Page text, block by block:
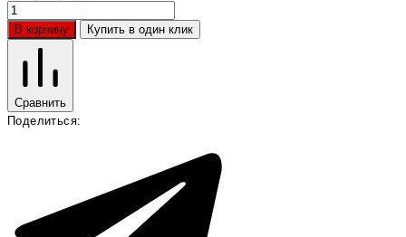
В корзину Купить в один клик
Сравнить
Поделиться: